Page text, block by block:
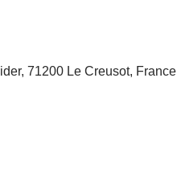
71200 Le Creusot, France